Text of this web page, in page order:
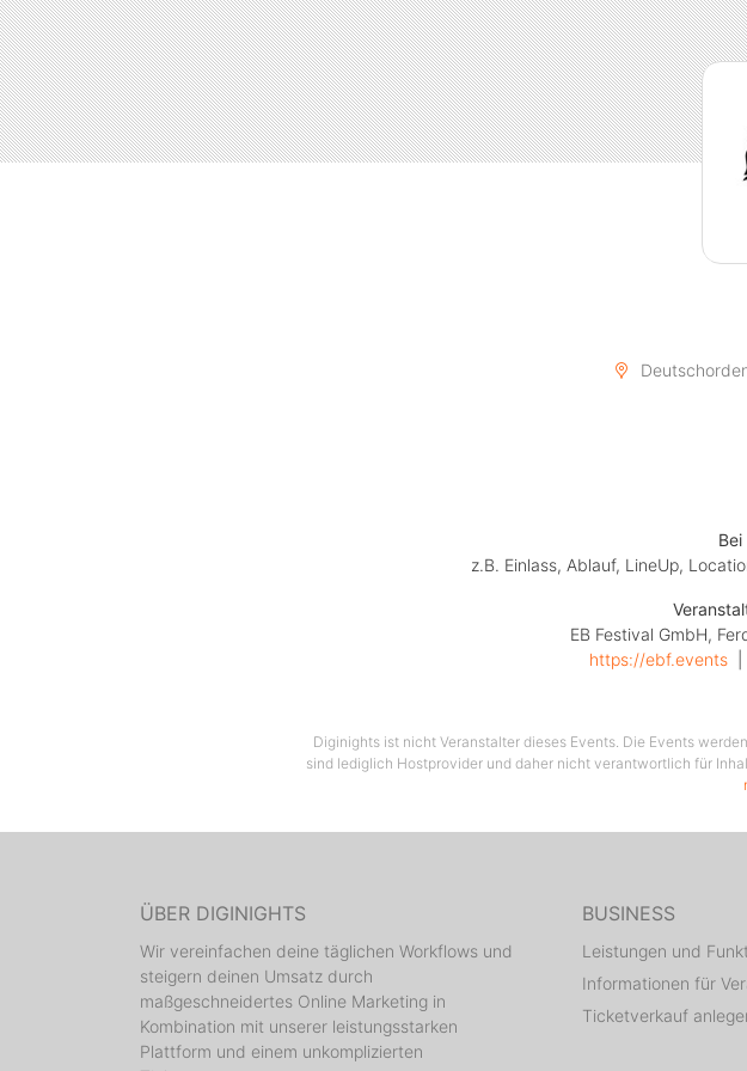
z.B. Einlass, Ablauf, LineUp,
EB Festival GmbH,
https://ebf.events
Diginights ist nicht Veranstalter dieses Events. Die Events
sind lediglich Hostprovider und daher nicht verantwortlich für
ÜBER DIGINIGHTS
Wir vereinfachen deine täglichen Workflows und
steigern deinen Umsatz durch
maßgeschneidertes Online Marketing in
Kombination mit unserer leistungsstarken
Plattform und einem unkomplizierten
BUSINESS
Leistungen und
Informationen für
Ticketverkauf